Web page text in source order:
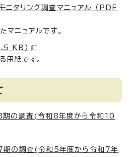
タリング調査マニュアル （PDF
マニュアルです。
KB）
用紙です。
期の調査(令和8年度から令和10
期の調査(令和5年度から令和7年